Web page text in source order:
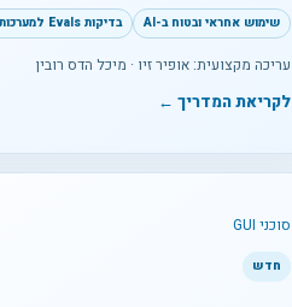
שימוש אחראי ובטוח ב-AI בדיקות Evals למערכות AI
עריכה מקצועית: אופיר זיו · מיכל הדס רובין
לקריאת המדריך ←
סוכני GUI
חדש